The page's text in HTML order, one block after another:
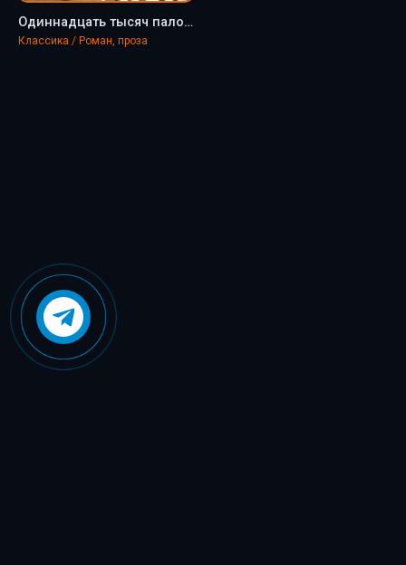
Одиннадцать тысяч палок, или Любовные похождения господаря - Гийом Аполлинер
Классика / Роман, проза